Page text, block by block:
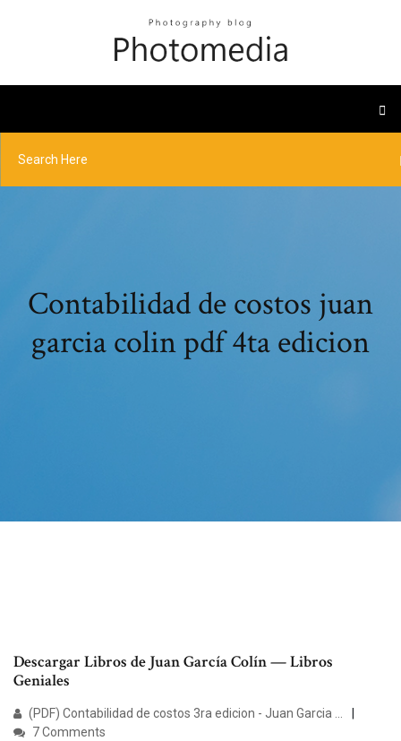
Contabilidad de costos juan
garcia colin pdf 4ta edicion
Descargar Libros de Juan García Colín — Libros
Geniales
(PDF) Contabilidad de costos 3ra edicion - Juan Garcia ...
7 Comments